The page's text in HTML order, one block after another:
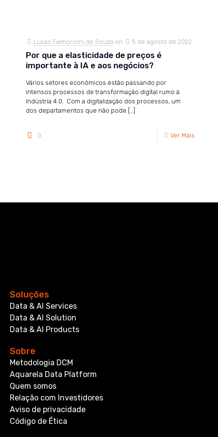
Lucas Fiamoncini de Souza on 5 de agosto de 2022
Por que a elasticidade de preços é
importante à IA e aos negócios?
Vários setores econômicos estão passando por
intensos processos de transformação digital rumo à
Indústria 4.0. Com a digitalização dos processos, um
dos departamentos que não pode […]
0 Ver Mais
Soluções
Data & AI Services
Data & AI Solution
Data & AI Products
Sobre
Metodologia DCM
Aquarela Data Platform
Quem somos
Relação com Investidores
Aviso de privacidade
Código de Ética